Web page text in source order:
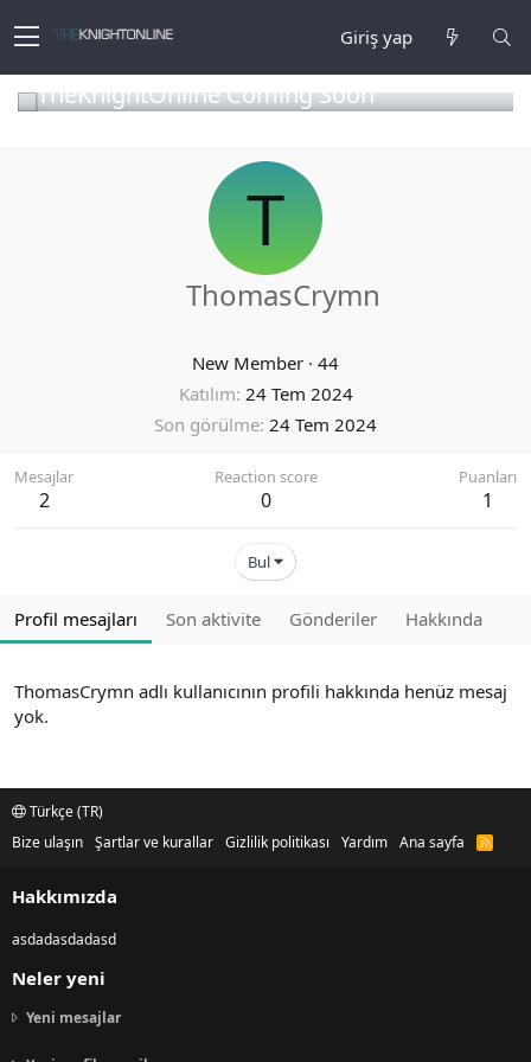
Giriş yap
TheKnightOnline Coming Soon
T
ThomasCrymn
New Member · 44
Katılım 24 Tem 2024
Son görülme 24 Tem 2024
Mesajlar
2
Reaction score
0
Puanları
1
Bul
Profil mesajları Son aktivite Gönderiler Hakkında
ThomasCrymn adlı kullanıcının profili hakkında henüz mesaj
yok.
Türkçe (TR)
Bize ulaşın Şartlar ve kurallar Gizlilik politikası Yardım Ana sayfa
R
Hakkımızda
asdadasdadasd
Neler yeni
Yeni mesajlar